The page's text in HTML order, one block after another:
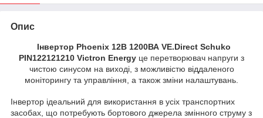
Опис
Інвертор Phoenix 12В 1200ВА VE.Direct Schuko
PIN122121210 Victron Energy це перетворювач напруги з
чистою синусом на виході, з можливістю віддаленого
моніторингу та управління, а також зміни налаштувань.
Інвертор ідеальний для використання в усіх транспортних
засобах, що потребують бортового джерела змінного струму з